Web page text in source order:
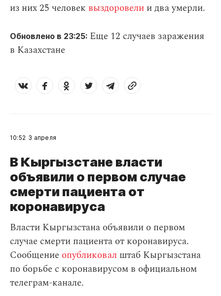
из них 25 человек выздоровели и два умерли.
Обновлено в 23:25: Еще 12 случаев заражения
в Казахстане
10:52 3 апреля
В Кыргызстане власти
объявили о первом случае
смерти пациента от
коронавируса
Власти Кыргызстана объявили о первом
случае смерти пациента от коронавируса.
Сообщение опубликовал штаб Кыргызстана
по борьбе с коронавирусом в официальном
телеграм-канале.